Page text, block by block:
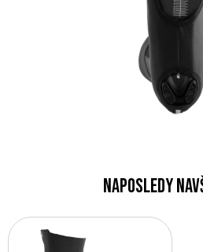
Naposledy